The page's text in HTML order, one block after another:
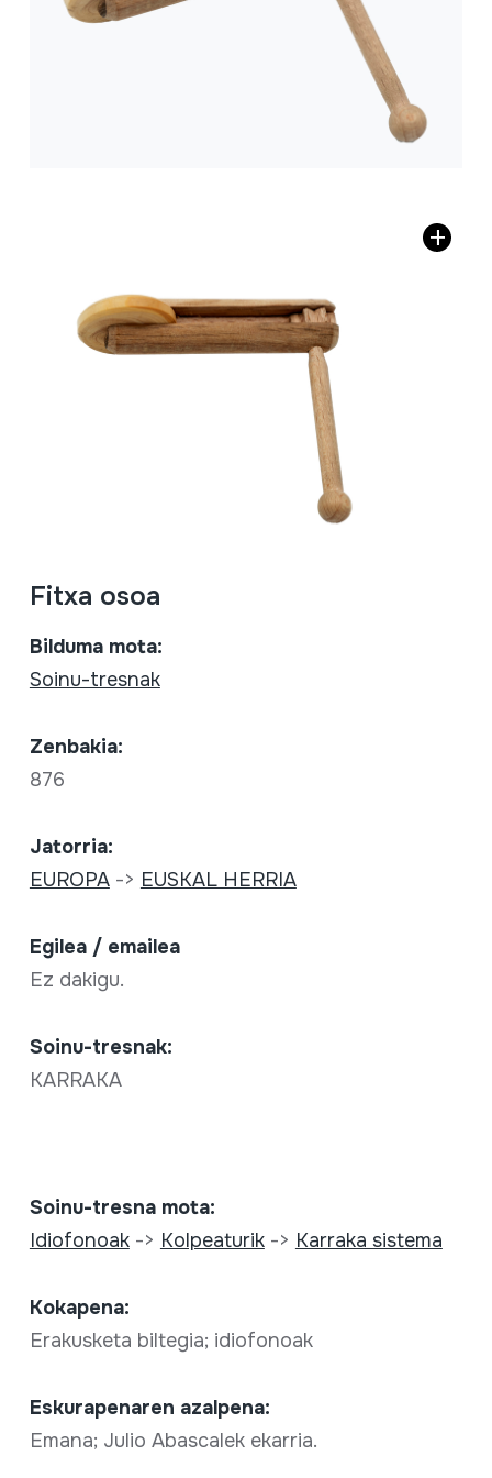
Fitxa osoa
Bilduma mota:
Soinu-tresnak
Zenbakia:
876
Jatorria:
EUROPA-> EUSKAL HERRIA
Egilea / emailea
Ez dakigu.
Soinu-tresnak:
KARRAKA
Soinu-tresna mota:
Idiofonoak-> Kolpeaturik-> Karraka sistema
Kokapena:
Erakusketa biltegia; idiofonoak
Eskurapenaren azalpena:
Emana; Julio Abascalek ekarria.